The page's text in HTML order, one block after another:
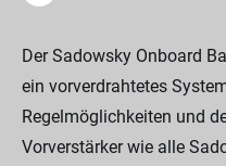
Der Sadowsky Onboard
ein vorverdrahtetes
Regelmöglichkeiten und
Vorverstärker wie alle